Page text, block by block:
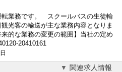
業務です。 スクールバスの生徒輸
光客の輸送が主な業務内容となりま
的な業務の変更の範囲】当社の定め
20410161
関連求人情報